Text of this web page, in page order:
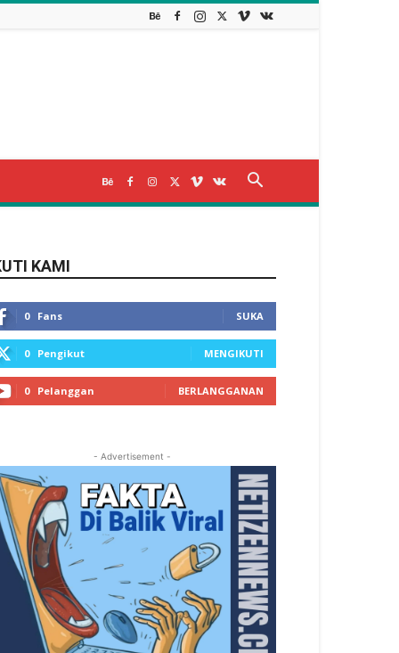
KAMI
0 Fans SUKA
0 Pengikut MENGIKUTI
0 Pelanggan BERLANGGANAN
- Advertisement -